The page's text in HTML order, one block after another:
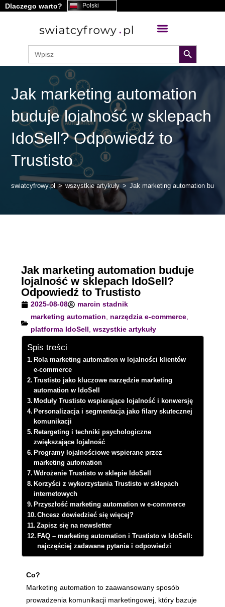
treści
Dlaczego warto? Polski
Search
for:
search button
Jak marketing automation
buduje lojalność w sklepach
IdoSell? Odpowiedź to
Trustisto
swiatcyfrowy.pl > wszystkie artykuły > Jak marketing automation
Jak marketing automation buduje
lojalność w sklepach IdoSell?
Odpowiedź to Trustisto
2025-08-08
marcin stadnik
marketing automation
narzędzia e-commerce
platforma IdoSell ,wszystkie artykuły
Spis treści
Rola marketing automation w lojalności klientów
e-commerce
Trustisto jako kluczowe narzędzie marketing
automation w IdoSell
Moduły Trustisto wspierające lojalność i konwersję
Personalizacja i segmentacja jako filary skutecznej
komunikacji
Retargeting i techniki psychologiczne
zwiększające lojalność
Programy lojalnościowe wspierane przez
marketing automation
Wdrożenie Trustisto w sklepie IdoSell
Korzyści z wykorzystania Trustisto w sklepach
internetowych
Przyszłość marketing automation w e-commerce
Chcesz dowiedzieć się więcej?
Zapisz się na newsletter
FAQ – marketing automation i Trustisto w IdoSell:
najczęściej zadawane pytania i odpowiedzi
Co?
Marketing automation to zaawansowany sposób
prowadzenia komunikacji marketingowej, który bazuje